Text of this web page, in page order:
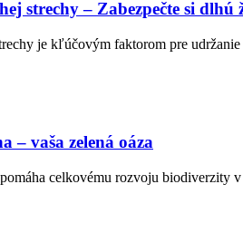
strechy – Zabezpečte si dlhú
je kľúčovým faktorom pre
– vaša zelená oáza
celkovému rozvoju biodiverzity